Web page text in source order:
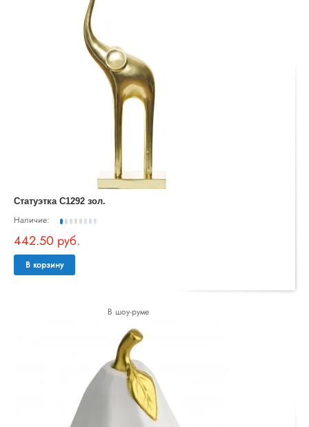
Статуэтка C1292 зол.
Наличие:
442.50 руб.
В корзину
В шоу-руме